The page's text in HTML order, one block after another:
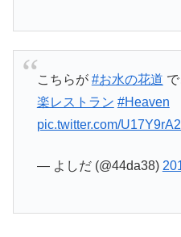
こちらが #お水の花道
楽レストラン #Heaven
pic.twitter.com/
— よしだ (@44da38)